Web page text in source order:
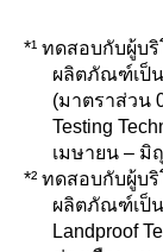
*¹ ทดสอบกับผู้บ
ผลิตภัณฑ์เป็น
(มาตราส่วน
Testing
เมษายน – มิ
*² ทดสอบกับผู้บ
ผลิตภัณฑ์เป็น
Landproof